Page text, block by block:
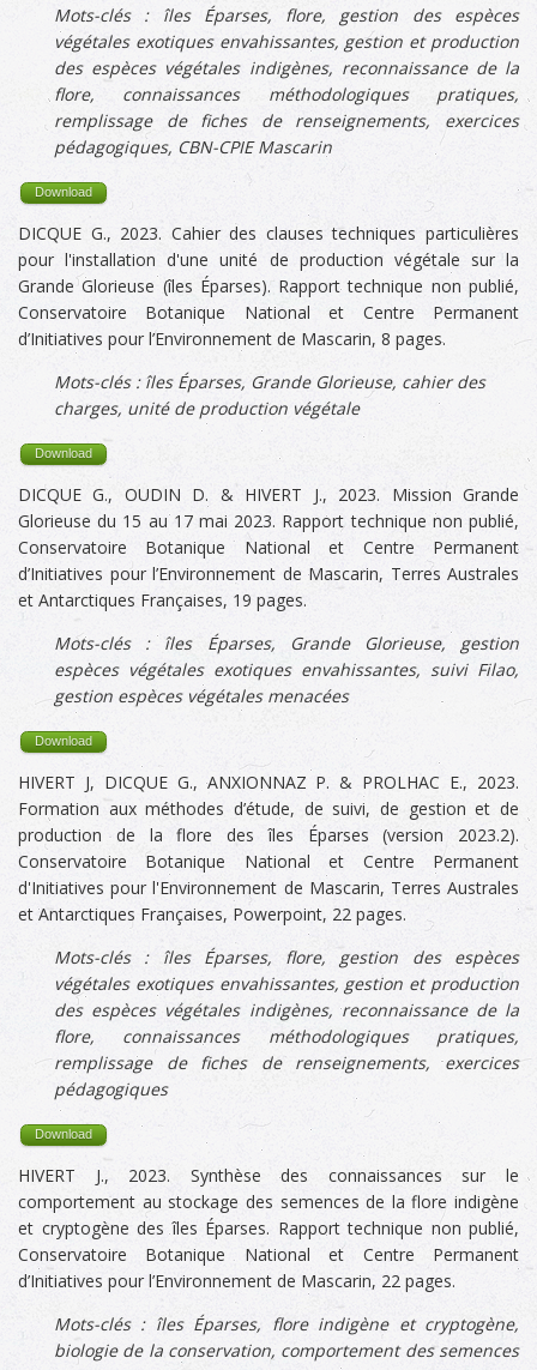
Mots-clés : îles Éparses, flore, gestion des espèces
végétales exotiques envahissantes, gestion et production
des espèces végétales indigènes, reconnaissance de la
flore, connaissances méthodologiques pratiques,
remplissage de fiches de renseignements, exercices
pédagogiques, CBN-CPIE Mascarin
Download
DICQUE G., 2023. Cahier des clauses techniques particulières
pour l'installation d'une unité de production végétale sur la
Grande Glorieuse (îles Éparses). Rapport technique non publié,
Conservatoire Botanique National et Centre Permanent
d’Initiatives pour l’Environnement de Mascarin, 8 pages.
Mots-clés : îles Éparses, Grande Glorieuse, cahier des
charges, unité de production végétale
Download
DICQUE G., OUDIN D. & HIVERT J., 2023. Mission Grande
Glorieuse du 15 au 17 mai 2023. Rapport technique non publié,
Conservatoire Botanique National et Centre Permanent
d’Initiatives pour l’Environnement de Mascarin, Terres Australes
et Antarctiques Françaises, 19 pages.
Mots-clés : îles Éparses, Grande Glorieuse, gestion
espèces végétales exotiques envahissantes, suivi Filao,
gestion espèces végétales menacées
Download
HIVERT J, DICQUE G., ANXIONNAZ P. & PROLHAC E., 2023.
Formation aux méthodes d’étude, de suivi, de gestion et de
production de la flore des îles Éparses (version 2023.2).
Conservatoire Botanique National et Centre Permanent
d'Initiatives pour l'Environnement de Mascarin, Terres Australes
et Antarctiques Françaises, Powerpoint, 22 pages.
Mots-clés : îles Éparses, flore, gestion des espèces
végétales exotiques envahissantes, gestion et production
des espèces végétales indigènes,reconnaissance de la
flore, connaissances méthodologiques pratiques,
remplissage de fiches de renseignements, exercices
pédagogiques
Download
HIVERT J., 2023. Synthèse des connaissances sur le
comportement au stockage des semences de la flore indigène
et cryptogène des îles Éparses. Rapport technique non publié,
Conservatoire Botanique National et Centre Permanent
d’Initiatives pour l’Environnement de Mascarin, 22 pages.
Mots-clés : îles Éparses, flore indigène et cryptogène,
biologie de la conservation, comportement des semences